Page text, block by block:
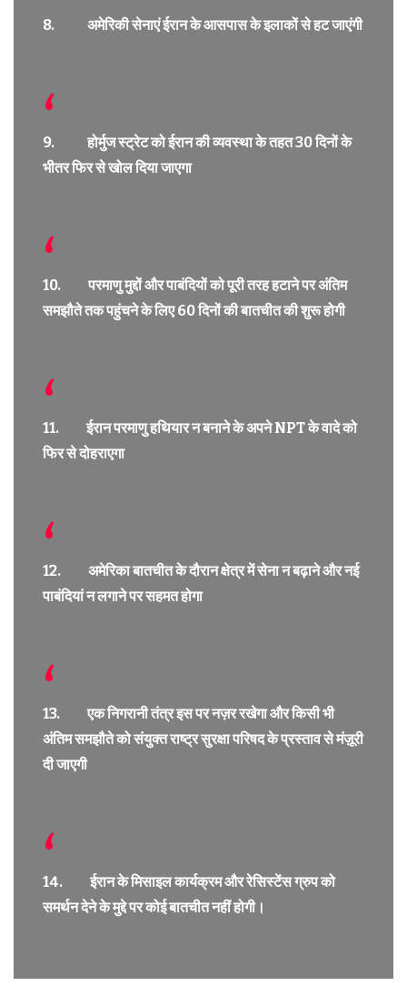
8. अमेरिकी सेनाएं ईरान के आसपास के इलाकों से हट जाएंगी
9. होर्मुज स्ट्रेट को ईरान की व्यवस्था के तहत 30 दिनों के
भीतर फिर से खोल दिया जाएगा
10. परमाणु मुद्दों और पाबंदियों को पूरी तरह हटाने पर अंतिम
समझौते तक पहुंचने के लिए 60 दिनों की बातचीत की शुरू होगी
11. ईरान परमाणु हथियार न बनाने के अपने NPT के वादे को
फिर से दोहराएगा
12. अमेरिका बातचीत के दौरान क्षेत्र में सेना न बढ़ाने और नई
पाबंदियां न लगाने पर सहमत होगा
13. एक निगरानी तंत्र इस पर नज़र रखेगा और किसी भी
अंतिम समझौते को संयुक्त राष्ट्र सुरक्षा परिषद के प्रस्ताव से मंज़ूरी
दी जाएगी
14. ईरान के मिसाइल कार्यक्रम और रेसिस्टेंस ग्रुप को
समर्थन देने के मुद्दे पर कोई बातचीत नहीं होगी।